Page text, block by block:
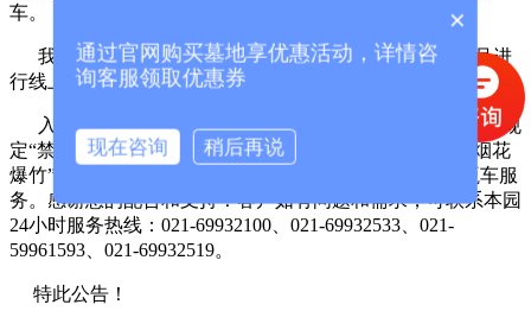
车。
我园现已开通线上缴纳维护费功能，可关注微信公众号进
行线上操作。
入园须知：1、根据《上海市公墓管理办法》第二十一条规
定“禁止燃烧锡箔、冥币、纸钱、纸扎等迷信用品和燃放烟花
爆竹”，全面实行“无烟祭扫”；2、冬至期间园内暂停电瓶车服
务。感谢您的配合和支持！客户如有问题和需求，可联系本园
24小时服务热线：021-69932100、021-69932533、021-
59961593、021-69932519。
特此公告！
×
通过官网购买墓地享优惠活动，详情咨
询客服领取优惠券
现在咨询 稍后再说